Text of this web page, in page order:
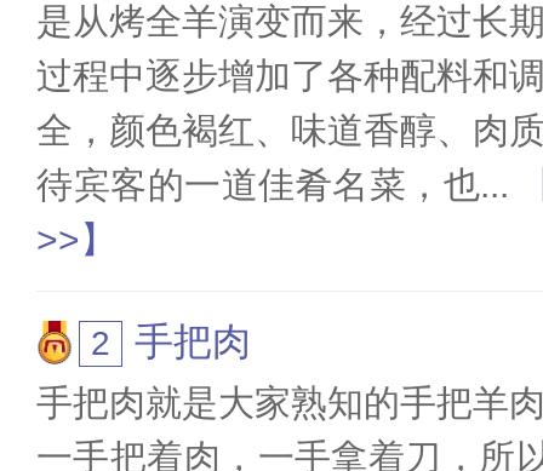
是从烤全羊演变而来，经过长
过程中逐步增加了各种配料和
全，颜色褐红、味道香醇、肉
待宾客的一道佳肴名菜，也...
>>】
手把肉
手把肉就是大家熟知的手把羊
一手把着肉，一手拿着刀，所